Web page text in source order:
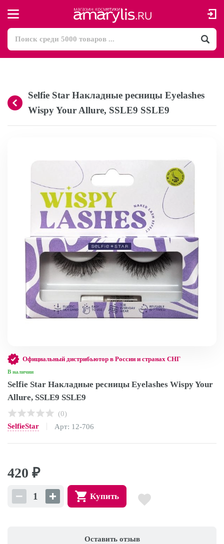
Selfie Star Накладные ресницы Eyelashes
Wispy Your Allure, SSLE9 SSLE9
Оставить отзыв
Официальный дистрибьютор в России и странах СНГ
В наличии
Selfie Star Накладные ресницы Eyelashes Wispy Your
Allure, SSLE9 SSLE9
(0)
SelfieStar
Арт: 12-706
420 ₽
Купить